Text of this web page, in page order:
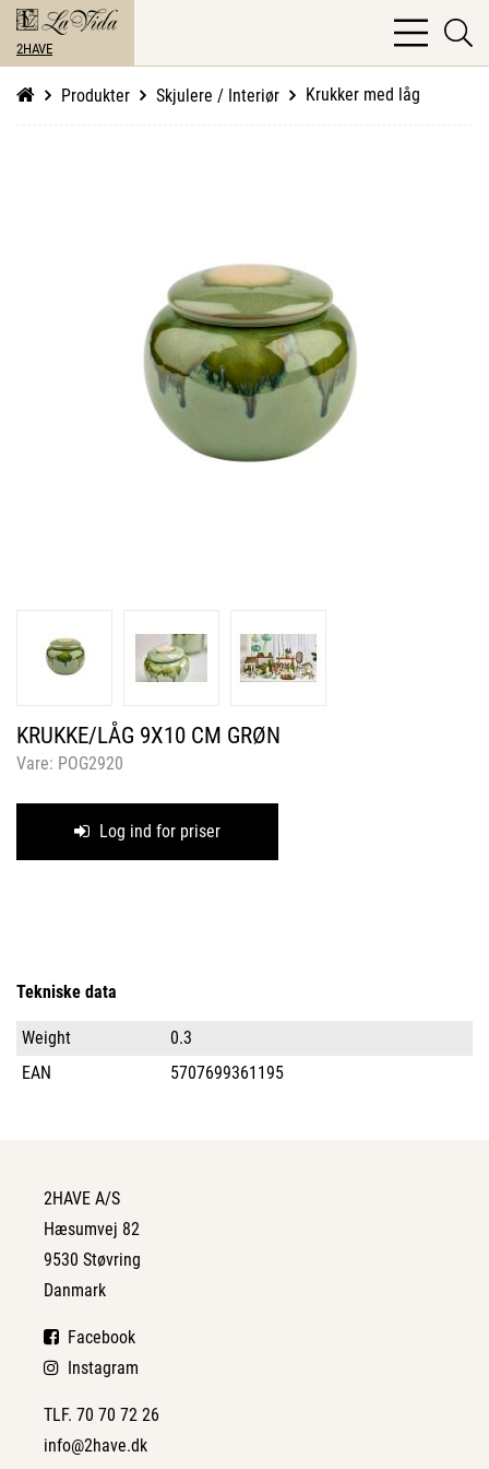
2HAVE
bars
light
Produkter Skjulere / Interiør Krukker med låg
KRUKKE/LÅG 9X10 CM GRØN
Vare: POG2920
Log ind for priser
Tekniske data
Weight
0.3
EAN
5707699361195
2HAVE A/S
Hæsumvej 82
9530 Støvring
Danmark
Facebook
Instagram
TLF. 70 70 72 26
info@2have.dk